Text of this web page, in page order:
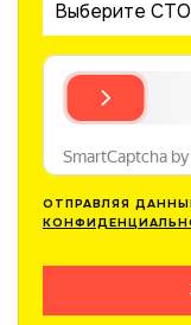
Выберите СТО
ОТПРАВЛЯЯ